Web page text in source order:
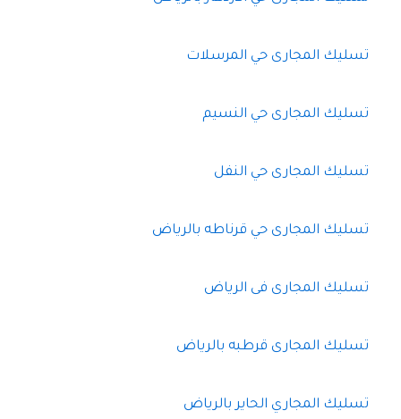
تسليك المجارى حي المرسلات
تسليك المجارى حي النسيم
تسليك المجارى حي النفل
تسليك المجارى حي قرناطه بالرياض
تسليك المجارى فى الرياض
تسليك المجارى قرطبه بالرياض
تسليك المجاري الحاير بالرياض